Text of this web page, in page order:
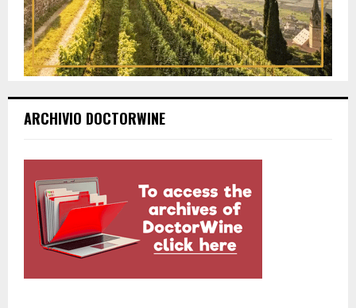
ARCHIVIO DOCTORWINE